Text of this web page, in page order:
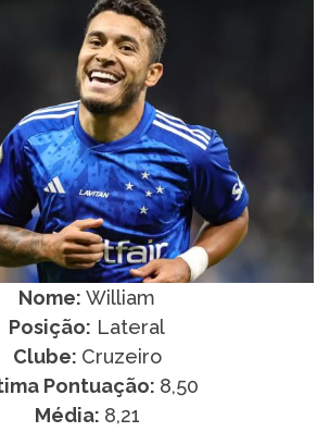
Nome: William
Posição: Lateral
Clube: Cruzeiro
Pontuação: 8,50
Média: 8,21